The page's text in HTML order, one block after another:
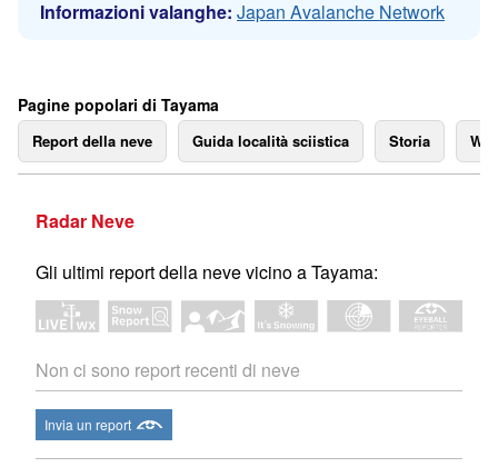
Informazioni valanghe: Japan Avalanche Network
Pagine popolari di Tayama
Report della neve Guida località sciistica Storia
Radar Neve
Gli ultimi report della neve vicino a Tayama:
Non ci sono report recenti di neve
Invia un report